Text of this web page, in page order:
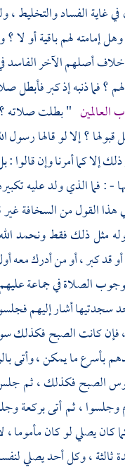
غاية الفساد والتخليط
لهم باقية أو لا
أصلهم الآخر الفاسد
؟ فما ذنبه إذ كبر
" بطلت صلاته
؟ إلا لو قالها
إلا كما أمرنا وإن
- : فما الذي ولد عليه
هذا القول من السخافة
مثل ذلك فقط ونحمد
قد كبر ، أو من أدرك معه
الصلاة في جماعة
أشار إليهم فجلسوا ،
فإن كانت الصبح فكذلك
ما يمكن ، وأتى
الصبح فكذلك ، ثم
، ثم أتى بركعة
لو كان مأموما ،
ثالثة ، وكل أحد يصلي